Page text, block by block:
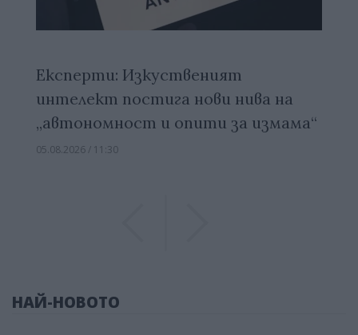
Експерти: Изкуственият
интелект постига нови нива на
„автономност и опити за измама“
05.08.2026 / 11:30
НАЙ-НОВОТО